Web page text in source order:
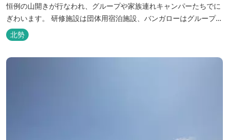
恒例の山開きが行なわれ、グループや家族連れキャンパーたちでに
ぎわいます。 研修施設は団体用宿泊施設、バンガローはグループ・
家族連れ用宿泊施設として、ハイキングやキャンプの拠点として最
適です。
北勢